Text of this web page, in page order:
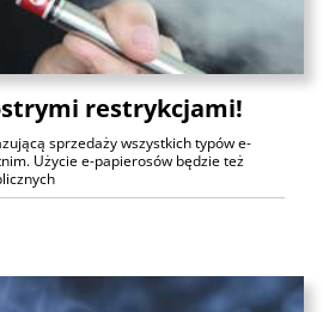
restrykcjami!
sprzedaży wszystkich typów e-
Użycie e-papierosów będzie też